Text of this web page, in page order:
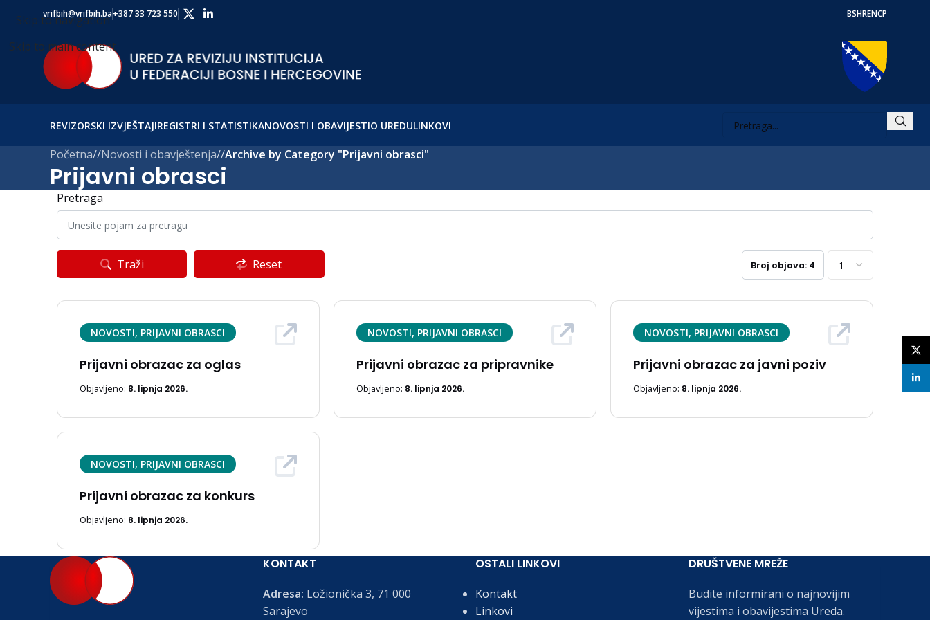
Skip to navigation
Skip to main content
vrifbih@vrifbih.ba+387 33 723 550 BSHRENСР
REVIZORSKI IZVJEŠTAJIREGISTRI I STATISTIKANOVOSTI I OBAVIJESTIO UREDULINKOVI
Prijavni obrasci
Početna/ Novosti i obavještenja/ Archive by Category "Prijavni obrasci"
NOVOSTI, PRIJAVNI OBRASCI
Prijavni obrazac za oglas
Objavljeno: 8. lipnja 2026.
NOVOSTI, PRIJAVNI OBRASCI
Prijavni obrazac za pripravnike
Objavljeno: 8. lipnja 2026.
NOVOSTI, PRIJAVNI OBRASCI
Prijavni obrazac za javni poziv
Objavljeno: 8. lipnja 2026.
NOVOSTI, PRIJAVNI OBRASCI
Prijavni obrazac za konkurs
Objavljeno: 8. lipnja 2026.
Pretraga
Traži Reset Broj objava: 4
KONTAKT
Adresa: Ložionička 3, 71 000
Sarajevo
OSTALI LINKOVI
Kontakt
Linkovi
DRUŠTVENE MREŽE
Budite informirani o najnovijim
vijestima i obavijestima Ureda.